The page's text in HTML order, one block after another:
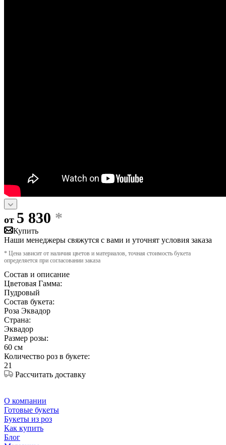
от 5 830 *
Купить
Наши менеджеры свяжутся с вами и уточнят условия заказа
* Цена зависит от наличия цветов и материалов, точная стоимость букета
определяется при согласовании заказа
Состав и описание
Цветовая Гамма:
Пудровый
Состав букета:
Роза Эквадор
Страна:
Эквадор
Размер розы:
60 см
Количество роз в букете:
21
Рассчитать доставку
О компании
Готовые букеты
Букеты из роз
Как купить
Блог